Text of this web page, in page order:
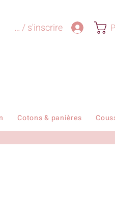
/ s'inscrire
Cotons & panières